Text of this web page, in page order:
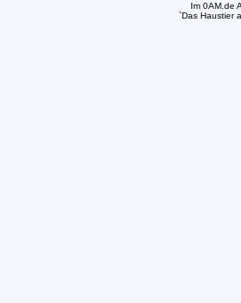
Im 0AM.de
`Das Haustier